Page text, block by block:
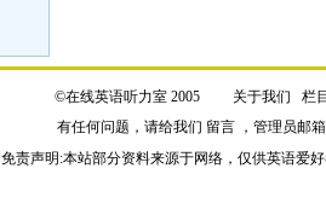
©在线英语听力室 2005 关于我们
栏
有任何问题，请给我们 留言 ，管理员邮
免责声明:本站部分资料来源于网络，仅供英语爱